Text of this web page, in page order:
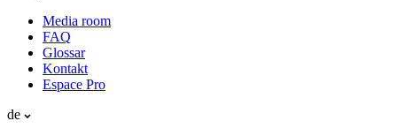
Media room
FAQ
Glossar
Kontakt
Espace Pro
de